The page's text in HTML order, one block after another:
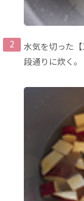
水気を切った
段通りに炊く。